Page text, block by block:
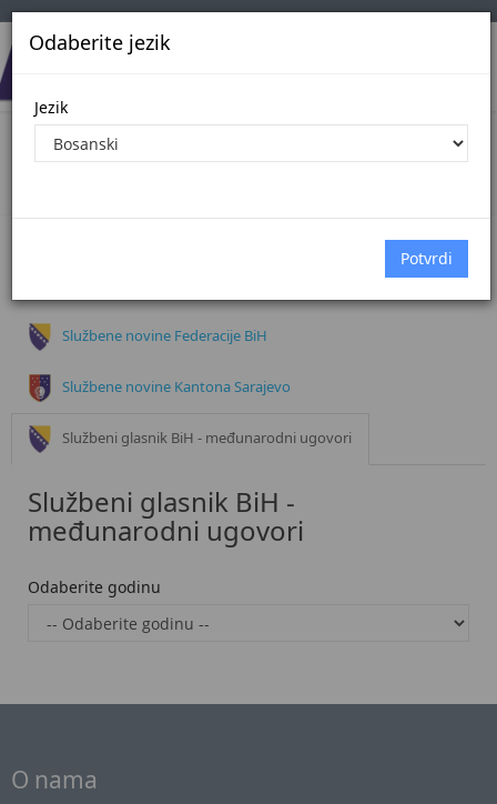
Odaberite jezik
Jezik
Dokumenti
Službene novine Federacije BiH
Službene novine Kantona Sarajevo
Službeni glasnik BiH - međunarodni ugovori
Službeni glasnik BiH -
međunarodni ugovori
Odaberite godinu
O nama